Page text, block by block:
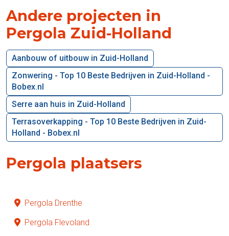
Andere projecten in
Pergola Zuid-Holland
Aanbouw of uitbouw in Zuid-Holland
Zonwering - Top 10 Beste Bedrijven in Zuid-Holland -
Bobex.nl
Serre aan huis in Zuid-Holland
Terrasoverkapping - Top 10 Beste Bedrijven in Zuid-
Holland - Bobex.nl
Pergola plaatsers
Pergola Drenthe
Pergola Flevoland